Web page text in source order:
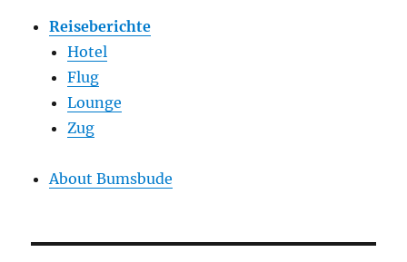
Reiseberichte
Hotel
Flug
Lounge
Zug
About Bumsbude